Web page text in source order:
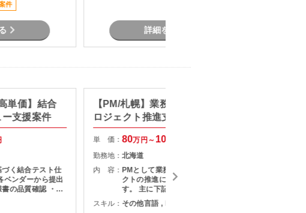
件
詳細を見る
単価】結合
支援案件
づく結合テスト仕
ベンダーから提出
の品質確認 ・テ
ェック ・指摘事
ュー結果のフィ
【PM/札幌】業務システム刷新プ
ロジェクト推進支援
単 価： 80万円～ 100
勤務地： 北海道
内 容： PMとして業務システム刷新プロジェ
クトの推進に携わっていただきま
す。 主に下記業務をご担当いただき
ます。 ・顧客との要件整理・課題整
理 ・プロジェクト計画の策定および
スキル： その他言語 , DX